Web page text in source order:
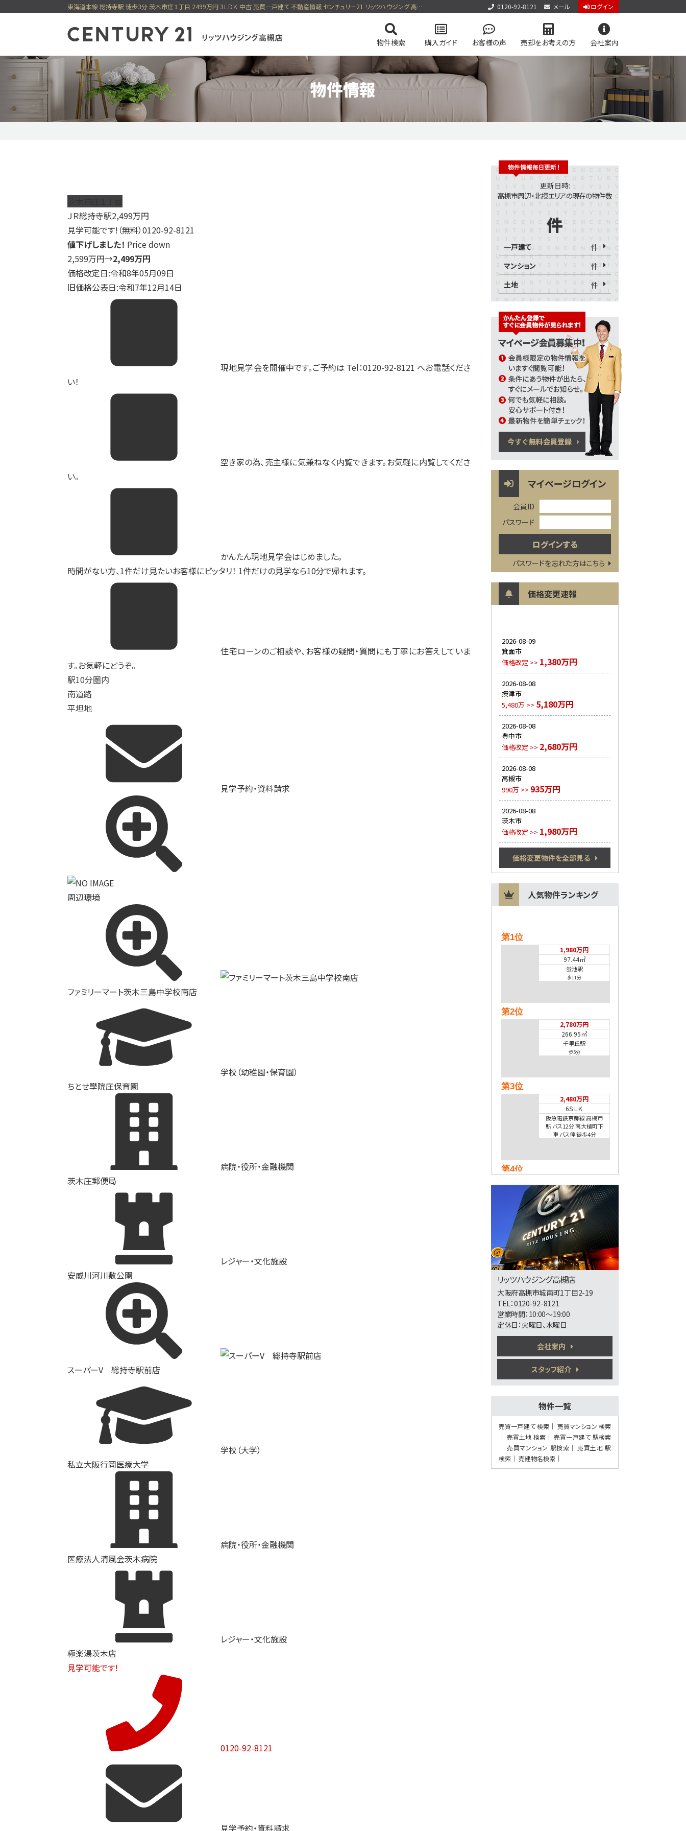
東海道本線 総持寺駅 徒歩3分 茨木市庄１丁目 2499万円 3ＬＤＫ 中古 売買一戸建て 不動産情報 センチュリー21 リッツハウジング 高槻店 0120-92-8121 メール ログイン
物件検索
ピックアップ物件特集 vol.1
今すぐ見られる土地
購入ガイド お客様の声 売却をお考えの方 会社案内
センチュリー21
物件情報
ＪＲ総持寺駅2,499万円
見学可能です!（無料）0120-92-8121
値下げしました！ Price down
2,599万円→2,499万円
価格改定日:令和8年05月09日
旧価格公表日:令和7年12月14日
現地見学会を開催中です。ご予約は Tel：0120-92-8121 へお電話くださ
い！
空き家の為、売主様に気兼ねなく内覧できます。お気軽に内覧してくださ
い。
かんたん現地見学会はじめました。
時間がない方、1件だけ見たいお客様にピッタリ！ 1件だけの見学なら10分で帰れます。
住宅ローンのご相談や、お客様の疑問・質問にも丁寧にお答えしていま
す。お気軽にどうぞ。
駅10分圏内
南道路
平坦地
見学予約・資料請求
周辺環境
ファミリーマート茨木三島中学校南店
学校（幼稚園・保育園）
ちとせ學院庄保育園
病院・役所・金融機関
茨木庄郵便局
レジャー・文化施設
安威川河川敷公園
スーパーV 総持寺駅前店
学校（大学）
私立大阪行岡医療大学
病院・役所・金融機関
医療法人清風会茨木病院
レジャー・文化施設
極楽湯茨木店
見学可能です!
0120-92-8121
見学予約・資料請求
更新日時:
高槻市周辺・北摂エリアの現在の物件数
件
一戸建て
件
マンション
件
土地
件
マイページログイン
会員ID
パスワード
パスワードを忘れた方はこちら
価格変更速報
2026-08-09
箕面市
価格改定 >> 1,380万円
2026-08-08
摂津市
5,480万 >> 5,180万円
2026-08-08
豊中市
価格改定 >> 2,680万円
2026-08-08
高槻市
990万 >> 935万円
2026-08-08
茨木市
価格改定 >> 1,980万円
価格変更物件を全部見る
人気物件ランキング
第1位
1,980万円
97.44㎡
蛍池駅
歩11分
第2位
2,780万円
266.95㎡
千里丘駅
歩5分
第3位
2,480万円
6ＳＬＫ
阪急電鉄京都線 高槻市
駅 バス12分 南大樋町下
車 バス停 徒歩4分
第4位
4ＬＤＫ
茨木駅
歩36分
第5位
3,298万円
4ＬＤＫ
南摂津駅
バ15分・
第6位
5,480万円
東海道本線 京都駅 バス8
分 二中前下車 バス停 徒
歩5分
3ＬＤＫ
東海道本線 摂津富田駅
バス27分 今城塚古墳前下
車 バス停 徒歩1分
リッツハウジング高槻店
大阪府高槻市城南町1丁目2-19
TEL：0120-92-8121
営業時間：10:00～19:00
定休日：火曜日、水曜日
会社案内
スタッフ紹介
物件一覧
売買一戸建て 検索
売買マンション 検索
売買土地 検索
売買一戸建て 駅検索
売買マンション 駅検索
売買土地 駅
検索
売建物名検索